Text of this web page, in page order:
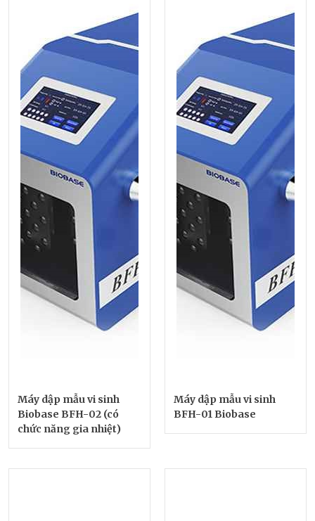
Máy dập mẫu vi sinh
Biobase BFH-02 (có
chức năng gia nhiệt)
Máy dập mẫu vi sinh
BFH-01 Biobase